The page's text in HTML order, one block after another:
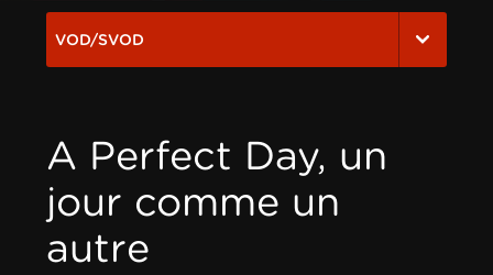
VOD/SVOD
A Perfect Day, un
jour comme un
autre